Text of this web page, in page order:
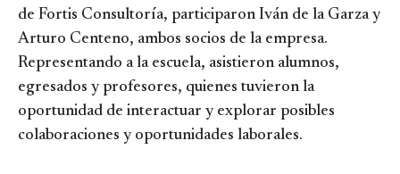
de Fortis Consultoría, participaron Iván de la Garza y
Arturo Centeno, ambos socios de la empresa.
Representando a la escuela, asistieron alumnos,
egresados y profesores, quienes tuvieron la
oportunidad de interactuar y explorar posibles
colaboraciones y oportunidades laborales.